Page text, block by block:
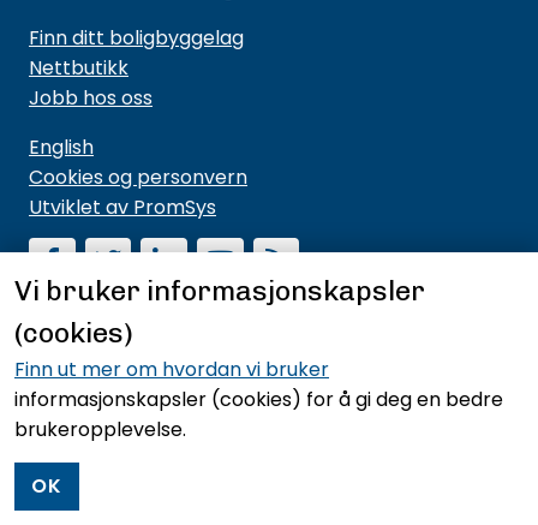
Finn ditt boligbyggelag
Nettbutikk
Jobb hos oss
English
Cookies og personvern
Utviklet av PromSys
Motta nyhetsbrev fra NBBL
Hold deg oppdatert på hva vi driver med og hva vi
mener noe om.
Meld deg på nyhetsbrevet
Vi bruker informasjonskapsler
(cookies)
Finn ut mer om hvordan vi bruker
informasjonskapsler (cookies) for å gi deg en bedre
brukeropplevelse.
OK